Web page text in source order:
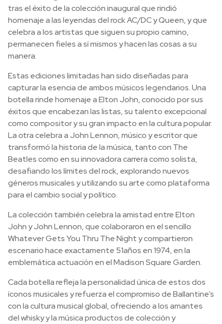
tras el éxito de la colección inaugural que rindió
homenaje a las leyendas del rock AC/DC y Queen, y que
celebra a los artistas que siguen su propio camino,
permanecen fieles a sí mismos y hacen las cosas a su
manera.
Estas ediciones limitadas han sido diseñadas para
capturar la esencia de ambos músicos legendarios. Una
botella rinde homenaje a Elton John, conocido por sus
éxitos que encabezan las listas, su talento excepcional
como compositor y su gran impacto en la cultura popular.
La otra celebra a John Lennon, músico y escritor que
transformó la historia de la música, tanto con The
Beatles como en su innovadora carrera como solista,
desafiando los límites del rock, explorando nuevos
géneros musicales y utilizando su arte como plataforma
para el cambio social y político.
La colección también celebra la amistad entre Elton
John y John Lennon, que colaboraron en el sencillo
Whatever Gets You Thru The Night y compartieron
escenario hace exactamente 51años en 1974, en la
emblemática actuación en el Madison Square Garden.
Cada botella refleja la personalidad única de estos dos
íconos musicales y refuerza el compromiso de Ballantine’s
con la cultura musical global, ofreciendo a los amantes
del whisky y la música productos de colección y